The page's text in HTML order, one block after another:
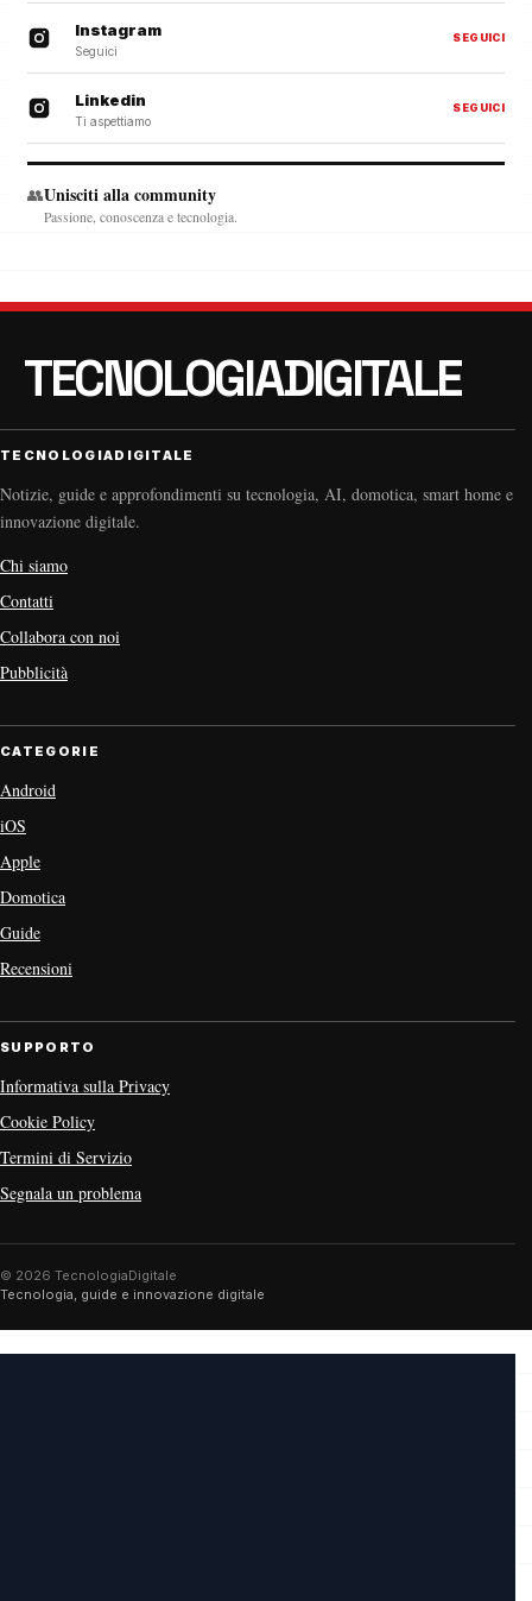
Instagram
Seguici
SEGUICI
Linkedin
Ti aspettiamo
SEGUICI
👥Unisciti alla community
Passione, conoscenza e tecnologia.
TECNOLOGIADIGITALE
Notizie, guide e approfondimenti su tecnologia, AI, domotica, smart home e
innovazione digitale.
Chi siamo
Contatti
Collabora con noi
Pubblicità
CATEGORIE
Android
iOS
Apple
Domotica
Guide
Recensioni
SUPPORTO
Informativa sulla Privacy
Cookie Policy
Termini di Servizio
Segnala un problema
© 2026 TecnologiaDigitale
Tecnologia, guide e innovazione digitale